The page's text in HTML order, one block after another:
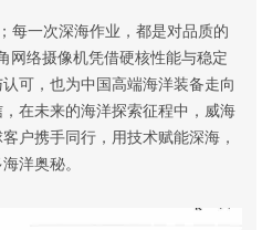
每一次深海作业，都是对品质的
网络摄像机凭借硬核性能与稳定
可，也为中国高端海洋装备走向
在未来的海洋探索征程中，威海
户携手同行，用技术赋能深海，
洋奥秘。